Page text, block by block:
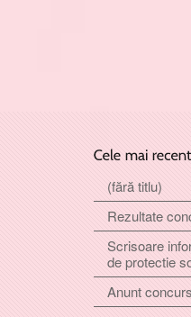
(fără titlu)
Rezultate
Scrisoare
de protectie
Anunt